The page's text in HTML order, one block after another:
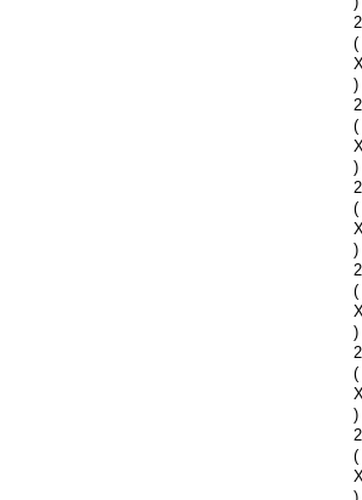
(
)
(
)
(
)
(
)
(
)
(